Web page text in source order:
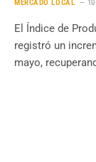
MERCADO LOCAL
El Índice de
registró un
mayo,